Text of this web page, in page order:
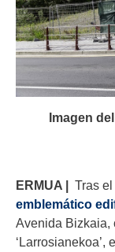
Imagen
ERMUA | Tras el
emblemático
Avenida Bizkaia,